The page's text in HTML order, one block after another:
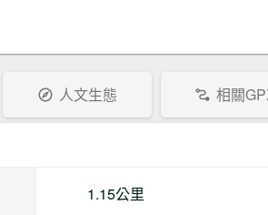
人文生態 相關
1.15公里